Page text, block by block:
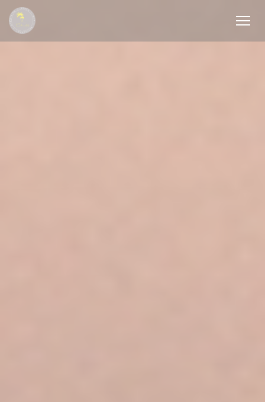
Personalización de sus opciones de cookies